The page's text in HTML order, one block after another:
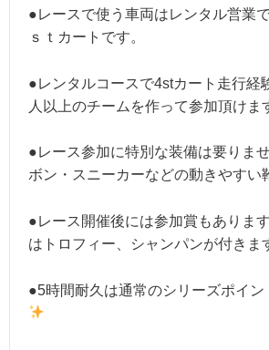
●レースで使う車両はレンタル営業
ｓｔカートです。
●レンタルコースで4stカート走行経
人以上のチームを作って参加頂けま
●レース参加に特別な装備は要りま
ボン・スニーカーなどの動きやすい
●レース開催後には参加賞もあります
はトロフィー、シャンパンが付きま
●5時間耐久は通常のシリーズポイン